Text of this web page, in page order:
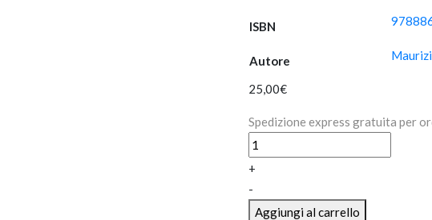
ISBN
Autore
25,00€
Spedizione express gratuita per
La
Barrese
quantità
+
-
Aggiungi al carrello